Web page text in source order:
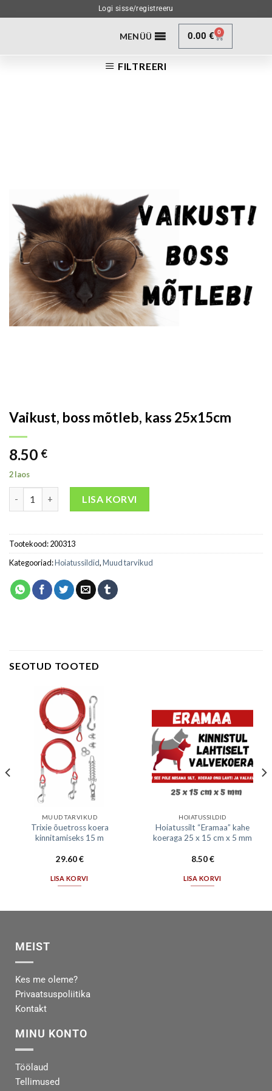
Logi sisse/registreeru
MENÜÜ 0.00€ 0
FILTREERI
Vaikust, boss mõtleb, kass 25x15cm
8.50 €
2 laos
LISA KORVI
Tootekood:200313
Kategooriad:Hoiatussildid,Muud tarvikud
SEOTUD TOOTED
MUUD TARVIKUD
Trixie õuetross koera
kinnitamiseks 15 m
29.60€
LISA KORVI
HOIATUSSILDID
Hoiatussilt “Eramaa” kahe
koeraga 25 x 15 cm x 5 mm
8.50€
LISA KORVI
MEIST
Kes me oleme?
Privaatsuspoliitika
Kontakt
MINU KONTO
Töölaud
Tellimused